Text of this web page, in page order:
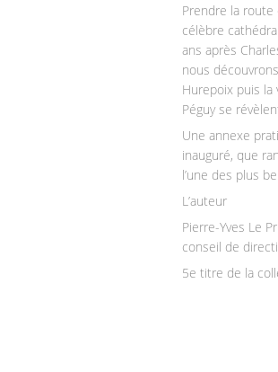
Prendre la
célèbre
ans après
nous
Hurepoix puis la
Péguy se
Une annexe
inauguré, que
l’une des plus
L’auteur
Pierre-Yves Le
conseil de
5e titre de la